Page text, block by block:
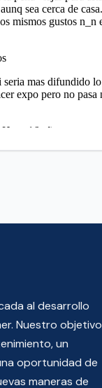
al desarrollo
Nuestro objetivo
un
oportunidad de
maneras de